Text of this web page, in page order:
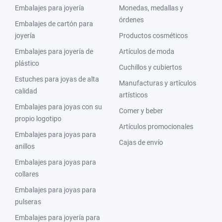
Embalajes para joyería
Embalajes de cartón para
joyería
Embalajes para joyería de
plástico
Estuches para joyas de alta
calidad
Embalajes para joyas con su
propio logotipo
Embalajes para joyas para
anillos
Embalajes para joyas para
collares
Embalajes para joyas para
pulseras
Embalajes para joyería para
Monedas, medallas y
órdenes
Productos cosméticos
Artículos de moda
Cuchillos y cubiertos
Manufacturas y artículos
artísticos
Comer y beber
Artículos promocionales
Cajas de envío